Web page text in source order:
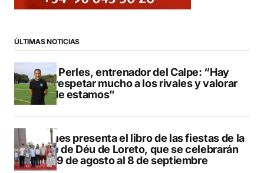
ÚLTIMAS NOTICIAS
Pere Perles, entrenador del Calpe: “Hay
que respetar mucho a los rivales y valorar
dónde estamos”
Duanes presenta el libro de las fiestas de la
Mare de Déu de Loreto, que se celebrarán
del 29 de agosto al 8 de septiembre